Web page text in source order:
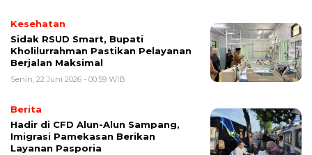
Kesehatan
Sidak RSUD Smart, Bupati
Kholilurrahman Pastikan Pelayanan
Berjalan Maksimal
Senin, 22 Juni 2026 - 00:59 WIB
Berita
Hadir di CFD Alun-Alun Sampang,
Imigrasi Pamekasan Berikan
Layanan Pasporia